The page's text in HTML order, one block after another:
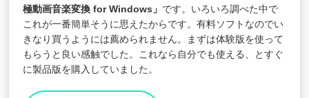
極動画音楽変換 for Windows 」 です。いろいろ調べた中で
これが一番簡単そうに思えたからです。有料ソフトなのでい
きなり買うようには薦められません。まずは体験版を使って
もらうと良い感触でした。これなら自分でも使える、とすぐ
に製品版を購入していました。